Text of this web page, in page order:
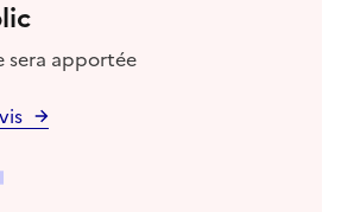
sera apportée